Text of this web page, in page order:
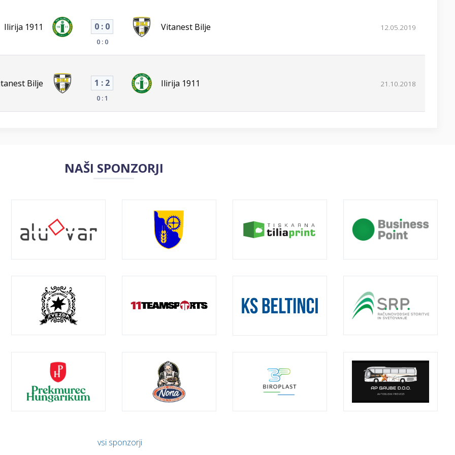
Ilirija 1911 0 : 0
0 : 0
Vitanest Bilje 12.05.2019
Bilje 1 : 2
0 : 1
Ilirija 1911 21.10.2018
NAŠI SPONZORJI
vsi sponzorji